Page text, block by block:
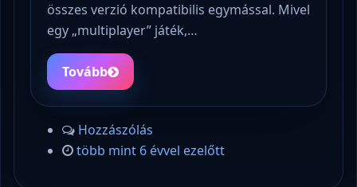
összes verzió kompatibilis egymással. Mivel
egy „multiplayer” játék,…
Tovább
Hozzászólás
több mint 6 évvel ezelőtt